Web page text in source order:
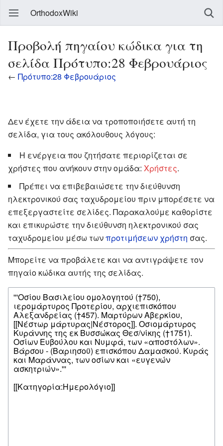
OrthodoxWiki
Προβολή πηγαίου κώδικα για τη
σελίδα Πρότυπο:28 Φεβρουάριος
← Πρότυπο:28 Φεβρουάριος
Δεν έχετε την άδεια να τροποποιήσετε αυτή τη
σελίδα, για τους ακόλουθους λόγους:
Η ενέργεια που ζητήσατε περιορίζεται σε
χρήστες που ανήκουν στην ομάδα: Χρήστες.
Πρέπει να επιβεβαιώσετε την διεύθυνση
ηλεκτρονικού σας ταχυδρομείου πριν μπορέσετε να
επεξεργαστείτε σελίδες. Παρακαλούμε καθορίστε
και επικυρώστε την διεύθυνση ηλεκτρονικού σας
ταχυδρομείου μέσω τωνπροτιμήσεων χρήστη σας.
Μπορείτε να προβάλετε και να αντιγράψετε τον
πηγαίο κώδικα αυτής της σελίδας.